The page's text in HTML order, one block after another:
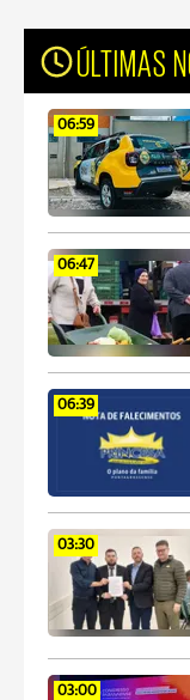
ÚLTIMAS
06:59
06:47
06:39
03:30
03:00